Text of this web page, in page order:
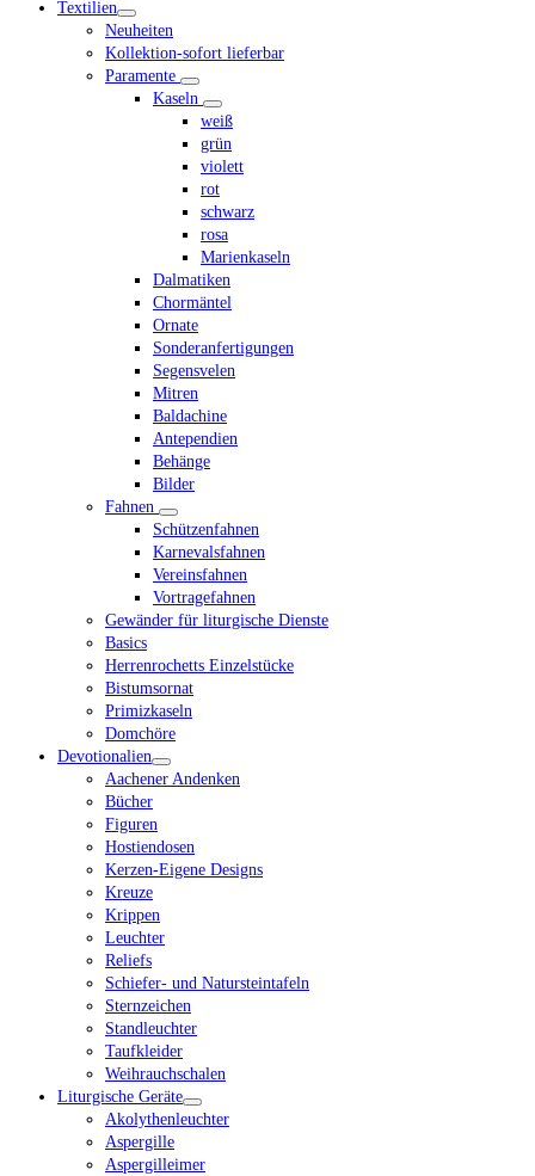
menu
Textilien
Neuheiten
Kollektion-sofort lieferbar
Paramente
Kaseln
weiß
grün
violett
rot
schwarz
rosa
Marienkaseln
Dalmatiken
Chormäntel
Ornate
Sonderanfertigungen
Segensvelen
Mitren
Baldachine
Antependien
Behänge
Bilder
Fahnen
Schützenfahnen
Karnevalsfahnen
Vereinsfahnen
Vortragefahnen
Gewänder für liturgische Dienste
Basics
Herrenrochetts Einzelstücke
Bistumsornat
Primizkaseln
Domchöre
Devotionalien
Aachener Andenken
Bücher
Figuren
Hostiendosen
Kerzen-Eigene Designs
Kreuze
Krippen
Leuchter
Reliefs
Schiefer- und Natursteintafeln
Sternzeichen
Standleuchter
Taufkleider
Weihrauchschalen
Liturgische Geräte
Akolythenleuchter
Aspergille
Aspergilleimer